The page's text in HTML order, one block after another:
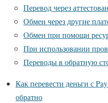
Перевод через
Обмен через другие
Обмен при помощи
При использовании
Переводы в обратную
Как перевести деньги с
обратно